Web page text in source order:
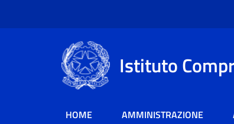
Istituto
HOME AMMINISTRAZIONE